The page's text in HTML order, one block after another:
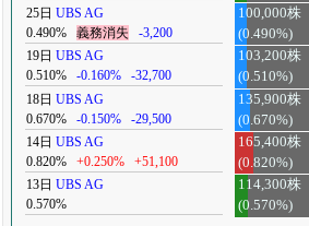
25日 UBS AG
0.490%
義務消失 -3,200
100,000株
(0.490%)
19日 UBS AG
0.510%
-0.160% -32,700
103,200株
(0.510%)
18日 UBS AG
0.670%
-0.150% -29,500
135,900株
(0.670%)
14日 UBS AG
0.820%
+0.250% +51,100
165,400株
(0.820%)
13日 UBS AG
0.570%
114,300株
(0.570%)